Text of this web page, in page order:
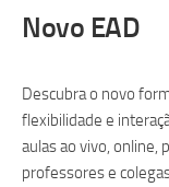
Novo EAD
Descubra o novo
flexibilidade e
aulas ao vivo, online,
professores e